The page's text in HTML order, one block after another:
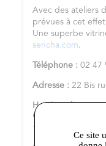
Avec des ateliers
prévues à cet effet
Une superbe
sencha.com.
Téléphone : 02 47
Adresse : 22 Bis
Horaires
9H30 A 12H30 ET
10H A 18 H SAUF
Ce site